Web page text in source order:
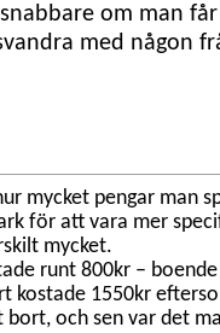
om man
med någon
mycket pengar man
för att vara mer
mycket.
runt 800kr –
kostade 1550kr
bort, och sen var det